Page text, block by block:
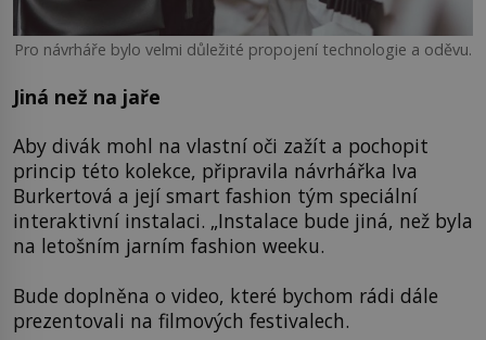
Pro návrháře bylo velmi důležité propojení technologie a oděvu.
Jiná než na jaře
Aby divák mohl na vlastní oči zažít a pochopit
princip této kolekce, připravila návrhářka Iva
Burkertová a její smart fashion tým speciální
interaktivní instalaci. „Instalace bude jiná, než byla
na letošním jarním fashion weeku.
Bude doplněna o video, které bychom rádi dále
prezentovali na filmových festivalech.